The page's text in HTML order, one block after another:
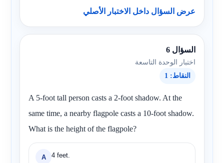
عرض السؤال داخل الاختبار الأصلي
السؤال 6
اختبار الوحدة التاسعة
النقاط: 1
A 5-foot tall person casts a 2-foot shadow. At the
same time, a nearby flagpole casts a 10-foot shadow.
What is the height of the flagpole?
A 4 feet.